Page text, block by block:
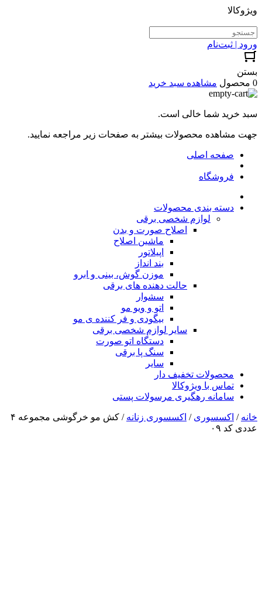
ویژوکالا
ورود | ثبت‌نام
بستن
0 محصول
مشاهده سبد خرید
سبد خرید شما خالی است.
جهت مشاهده محصولات بیشتر به صفحات زیر مراجعه نمایید.
صفحه اصلی
فروشگاه
دسته بندی محصولات
لوازم شخصی برقی
اصلاح صورت و بدن
ماشین اصلاح
اپیلاتور
بند انداز
موزن گوش، بینی و ابرو
حالت دهنده های برقی
سشوار
اتو و ویو مو
بیگودی و فر کننده ی مو
سایر لوازم شخصی برقی
دستگاه اتو صورت
سنگ پا برقی
سایر
محصولات تخفیف دار
تماس با ویژوکالا
سامانه رهگیری مرسولات پستی
خانه / اکسسوری / اکسسوری زنانه
/ کش مو خرگوشی مجموعه ۴
عددی کد ۰۹